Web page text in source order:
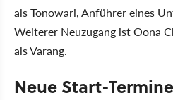
als Tonowari, Anführer eines
Weiterer Neuzugang ist Oona
als Varang.
Neue Start-